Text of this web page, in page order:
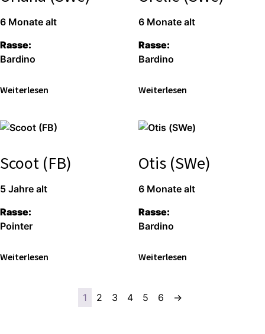
6 Mona­te alt
Ras­se:
Bar­di­no
Wei­ter­le­sen
6 Mona­te alt
Ras­se:
Bar­di­no
Wei­ter­le­sen
Scoot (FB)
5 Jah­re alt
Ras­se:
Poin­ter
Wei­ter­le­sen
Otis (SWe)
6 Mona­te alt
Ras­se:
Bar­di­no
Wei­ter­le­sen
1 2 3 4 5 6 →